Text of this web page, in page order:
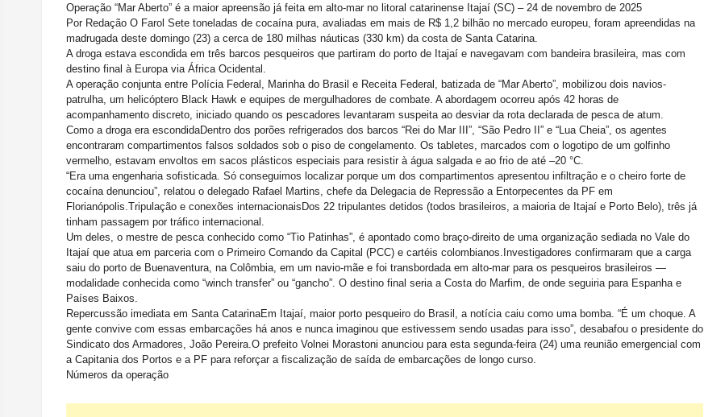
Operação “Mar Aberto” é a maior apreensão já feita em alto-mar no litoral catarinense Itajaí (SC) – 24 de novembro de 2025
Por Redação O Farol Sete toneladas de cocaína pura, avaliadas em mais de R$ 1,2 bilhão no mercado europeu, foram apreendidas na
madrugada deste domingo (23) a cerca de 180 milhas náuticas (330 km) da costa de Santa Catarina.
A droga estava escondida em três barcos pesqueiros que partiram do porto de Itajaí e navegavam com bandeira brasileira, mas com
destino final à Europa via África Ocidental.
A operação conjunta entre Polícia Federal, Marinha do Brasil e Receita Federal, batizada de “Mar Aberto”, mobilizou dois navios-
patrulha, um helicóptero Black Hawk e equipes de mergulhadores de combate. A abordagem ocorreu após 42 horas de
acompanhamento discreto, iniciado quando os pescadores levantaram suspeita ao desviar da rota declarada de pesca de atum.
Como a droga era escondidaDentro dos porões refrigerados dos barcos “Rei do Mar III”, “São Pedro II” e “Lua Cheia”, os agentes
encontraram compartimentos falsos soldados sob o piso de congelamento. Os tabletes, marcados com o logotipo de um golfinho
vermelho, estavam envoltos em sacos plásticos especiais para resistir à água salgada e ao frio de até –20 °C.
“Era uma engenharia sofisticada. Só conseguimos localizar porque um dos compartimentos apresentou infiltração e o cheiro forte de
cocaína denunciou”, relatou o delegado Rafael Martins, chefe da Delegacia de Repressão a Entorpecentes da PF em
Florianópolis.Tripulação e conexões internacionais Dos 22 tripulantes detidos (todos brasileiros, a maioria de Itajaí e Porto Belo), três já
tinham passagem por tráfico internacional.
Um deles, o mestre de pesca conhecido como “Tio Patinhas”, é apontado como braço-direito de uma organização sediada no Vale do
Itajaí que atua em parceria com o Primeiro Comando da Capital (PCC) e cartéis colombianos. Investigadores confirmaram que a carga
saiu do porto de Buenaventura, na Colômbia, em um navio-mãe e foi transbordada em alto-mar para os pesqueiros brasileiros —
modalidade conhecida como “winch transfer” ou “gancho”. O destino final seria a Costa do Marfim, de onde seguiria para Espanha e
Países Baixos.
Repercussão imediata em Santa CatarinaEm Itajaí, maior porto pesqueiro do Brasil, a notícia caiu como uma bomba. “É um choque. A
gente convive com essas embarcações há anos e nunca imaginou que estivessem sendo usadas para isso”, desabafou o presidente do
Sindicato dos Armadores, João Pereira.O prefeito Volnei Morastoni anunciou para esta segunda-feira (24) uma reunião emergencial com
a Capitania dos Portos e a PF para reforçar a fiscalização de saída de embarcações de longo curso.
Números da operação